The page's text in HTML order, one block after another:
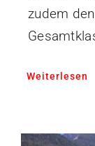
zudem
Weiterlesen